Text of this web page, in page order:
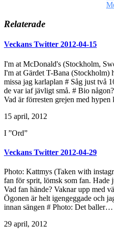
Relaterade
Veckans Twitter 2012-04-15
I'm at McDonald's (Stockholm,
I'm at Gärdet T-Bana
missa jag karlaplan # Såg just två
de var iaf jävligt små. # Bio
Vad är förresten grejen med
15 april, 2012
I ”Ord”
Veckans Twitter 2012-04-29
Photo: Kattmys (Taken with
fan för sprit, lömsk som fan.
Vad fan hände? Vaknar upp med
Ögonen är helt igengeggade och
innan sängen # Photo: Det baller…
29 april, 2012